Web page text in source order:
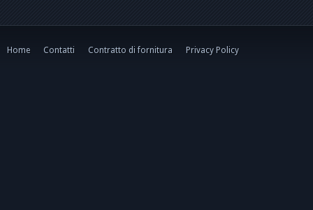
Home Contatti Contratto di fornitura Privacy Policy